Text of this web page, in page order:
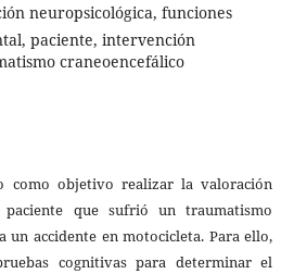
neuropsicológica, funciones
paciente, intervención
craneoencefálico
como objetivo realizar la valoración
paciente que sufrió un traumatismo
un accidente en motocicleta. Para ello,
cognitivas para determinar el